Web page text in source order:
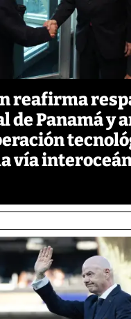
reafirma
de Panamá y
vía